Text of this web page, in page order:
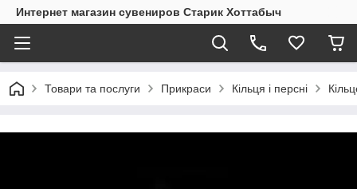
Интернет магазин сувениров Старик Хоттабыч
Товари та послуги Прикраси Кільця і персні